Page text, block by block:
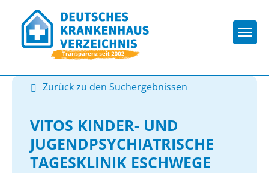
Zurück zu den Suchergebnissen
VITOS KINDER- UND
JUGENDPSYCHIATRISCHE
TAGESKLINIK ESCHWEGE